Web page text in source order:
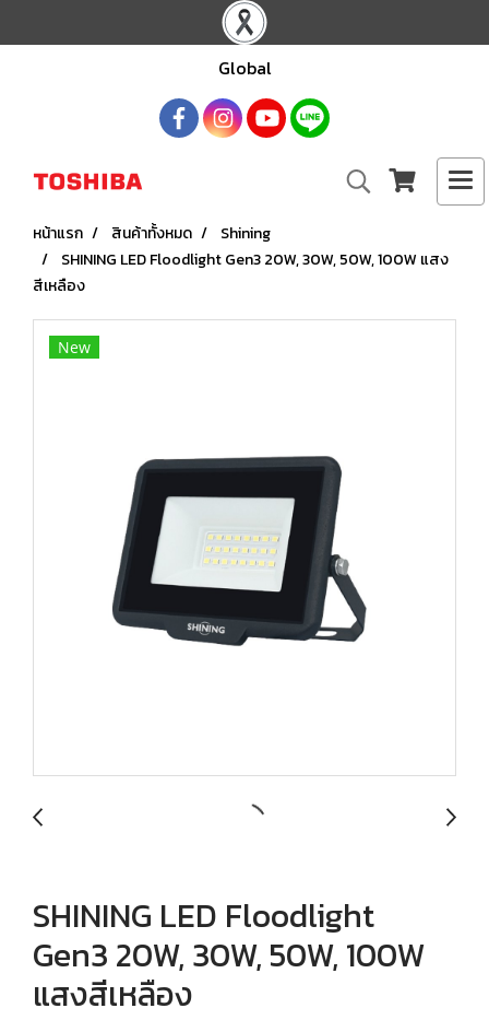
Global
หน้าแรก สินค้าทั้งหมด
Shining
SHINING LED Floodlight Gen3 20W, 30W, 50W, 100W แสง
สีเหลือง
New
SHINING LED Floodlight
Gen3 20W, 30W, 50W, 100W
แสงสีเหลือง